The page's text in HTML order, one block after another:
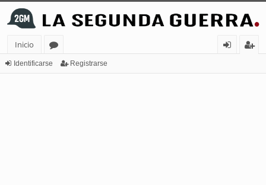
Inicio
or
Identificarse Registrarse